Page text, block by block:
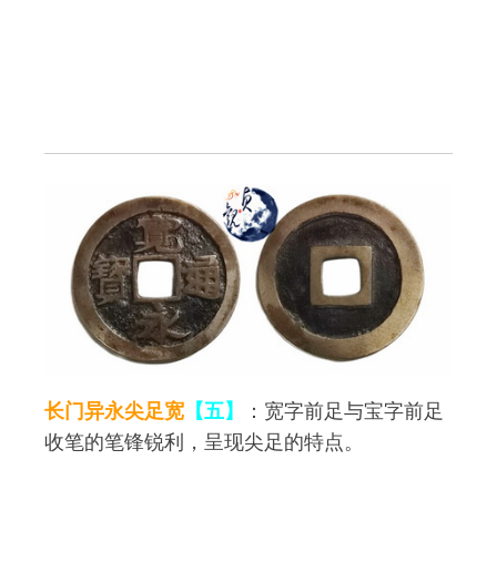
长门异永尖足宽 【五】
：宽字前足与宝字前足
收笔的笔锋锐利，呈现尖足的特点。